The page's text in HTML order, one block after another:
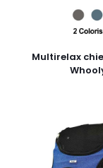
Multirelax